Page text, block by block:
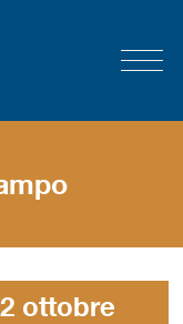
ottobre